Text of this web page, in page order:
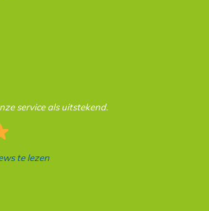
service als uitstekend.
te lezen